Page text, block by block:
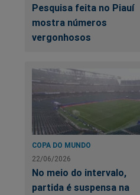
Pesquisa feita no Piauí
mostra números
vergonhosos
COPA DO MUNDO
22/06/2026
No meio do intervalo,
partida é suspensa na